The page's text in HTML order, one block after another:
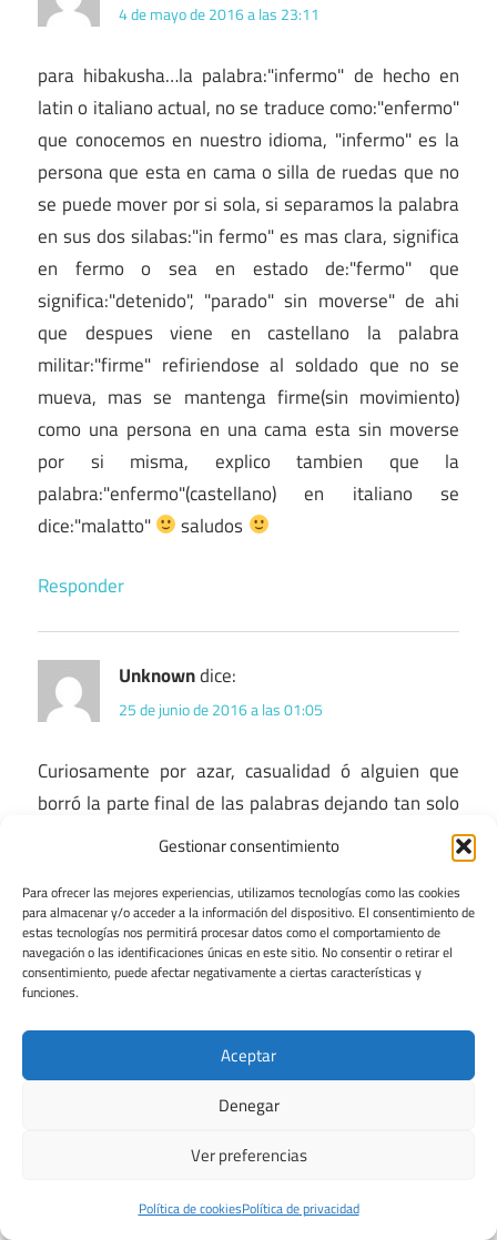
Gestionar consentimiento
Para ofrecer las mejores experiencias, utilizamos tecnologías como las cookies
para almacenar y/o acceder a la información del dispositivo. El consentimiento de
estas tecnologías nos permitirá procesar datos como el comportamiento de
navegación o las identificaciones únicas en este sitio. No consentir o retirar el
consentimiento, puede afectar negativamente a ciertas características y
funciones.
Aceptar
Denegar
Ver preferencias
Política de cookiesPolítica de privacidad
4 de mayo de 2016 a las 23:11
para hibakusha…la palabra:"infermo" de hecho en
latin o italiano actual, no se traduce como:"enfermo"
que conocemos en nuestro idioma, "infermo" es la
persona que esta en cama o silla de ruedas que no
se puede mover por si sola, si separamos la palabra
en sus dos silabas:"in fermo" es mas clara, significa
en fermo o sea en estado de:"fermo" que
significa:"detenido", "parado" sin moverse" de ahi
que despues viene en castellano la palabra
militar:"firme" refiriendose al soldado que no se
mueva, mas se mantenga firme(sin movimiento)
como una persona en una cama esta sin moverse
por si misma, explico tambien que la
palabra:"enfermo"(castellano) en italiano se
dice:"malatto"
saludos
Responder
Unknowndice:
25 de junio de 2016 a las 01:05
Curiosamente por azar, casualidad ó alguien que
borró la parte final de las palabras dejando tan solo
la primera sílaba de cada una de ellas; ca…ro, da…ta,
Responder
25 de junio de 2016 a las 01:06
Curiosamente por azar, casualidad ó alguien que
borró la parte final de las palabras dejando tan solo
ver…mibus; ca… da… ver…, cadaver…!